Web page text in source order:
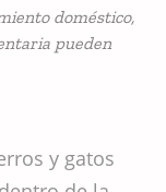
doméstico,
pueden
y gatos